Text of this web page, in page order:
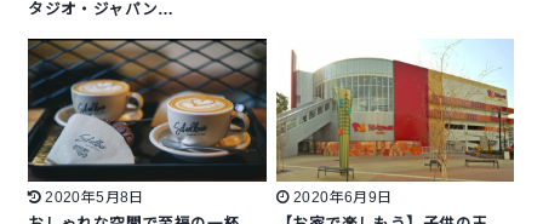
タジオ・ジャパン…
2020年5月8日
2020年6月9日